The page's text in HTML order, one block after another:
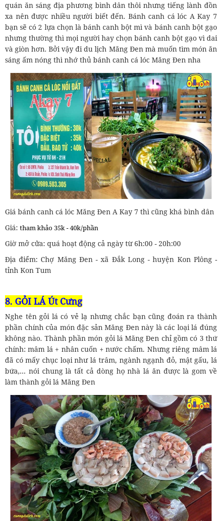
quán ăn sáng địa phương bình dân thôi nhưng tiếng lành đồn
xa nên được nhiều người biết đến. Bánh canh cá lóc A Kay 7
bạn sẽ có 2 lựa chọn là bánh canh bột mì và bánh canh bột gạo
nhưng thường thì mọi người hay chọn bánh canh bột gạo vì dai
và giòn hơn. Bởi vậy đi du lịch Măng Đen mà muốn tìm món ăn
sáng ấm nóng thì nhớ thủ bánh canh cá lóc Măng Đen nha
Giá bánh canh cá lóc Măng Đen A Kay 7 thì cũng khá bình dân
Giá: tham khảo 35k - 40k/phần
Giờ mở cửa: quá hoạt động cả ngày từ 6h:00 - 20h:00
Địa điểm: Chợ Măng Đen - xã Đắk Long - huyện Kon Plông -
tỉnh Kon Tum
8. GỎI LÁ Út Cưng
Nghe tên gỏi lá có vẻ lạ nhưng chắc bạn cũng đoán ra thành
phần chính của món đặc sản Măng Đen này là các loại lá đúng
không nào. Thành phần món gỏi lá Măng Đen chỉ gồm có 3 thứ
chính: mâm lá + nhân cuốn + nước chấm. Nhưng riêng mâm lá
đã có mấy chục loại như lá trâm, ngành ngạnh đỏ, mật gấu, lá
bứa,... nói chung là tất cả dòng họ nhà lá ăn được là gom về
làm thành gỏi lá Măng Đen